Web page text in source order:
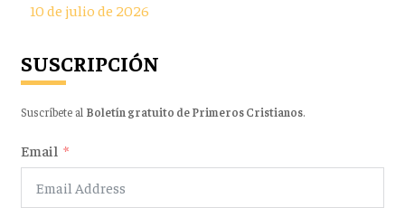
10 de julio de 2026
SUSCRIPCIÓN
Suscríbete al Boletín gratuito de Primeros Cristianos.
Email